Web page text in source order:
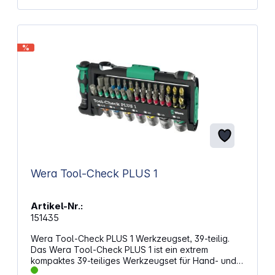
Steckschlüsseleinsatz vor Rost und Korrosion
Steckschlüssels: 1/2" Außenvierkant Länge: 77 mm
9-teilig
%
Wera Tool-Check PLUS 1
Artikel-Nr.:
151435
Wera Tool-Check PLUS 1 Werkzeugset, 39-teilig.
Das Wera Tool-Check PLUS 1 ist ein extrem
kompaktes 39-teiliges Werkzeugset für Hand- und
Maschinenbetrieb, ideal für mobile Einsätze und